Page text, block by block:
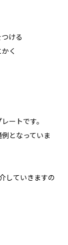
ける
く
ートです。
となっていま
していきますの